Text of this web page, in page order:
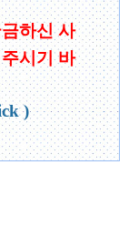
하신 사
시기 바
)